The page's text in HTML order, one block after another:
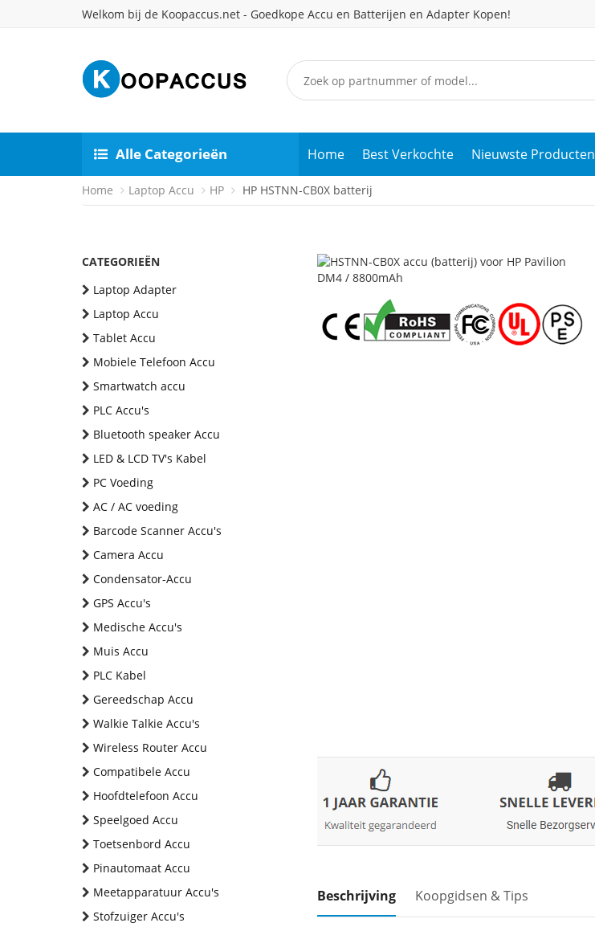
Welkom bij de Koopaccus.net - Goedkope Accu en Batterijen en Adapter Kopen!
Alle Categorieën Home Best Verkochte Nieuwste Producten
Home Laptop Accu HP HP HSTNN-CB0X batterij
CATEGORIEËN
Laptop Adapter
Laptop Accu
Tablet Accu
Mobiele Telefoon Accu
Smartwatch accu
PLC Accu's
Bluetooth speaker Accu
LED & LCD TV's Kabel
PC Voeding
AC / AC voeding
Barcode Scanner Accu's
Camera Accu
Condensator-Accu
GPS Accu's
Medische Accu's
Muis Accu
PLC Kabel
Gereedschap Accu
Walkie Talkie Accu's
Wireless Router Accu
Compatibele Accu
Hoofdtelefoon Accu
Speelgoed Accu
Toetsenbord Accu
Pinautomaat Accu
Meetapparatuur Accu's
Stofzuiger Accu's
Beschrijving Koopgidsen & Tips